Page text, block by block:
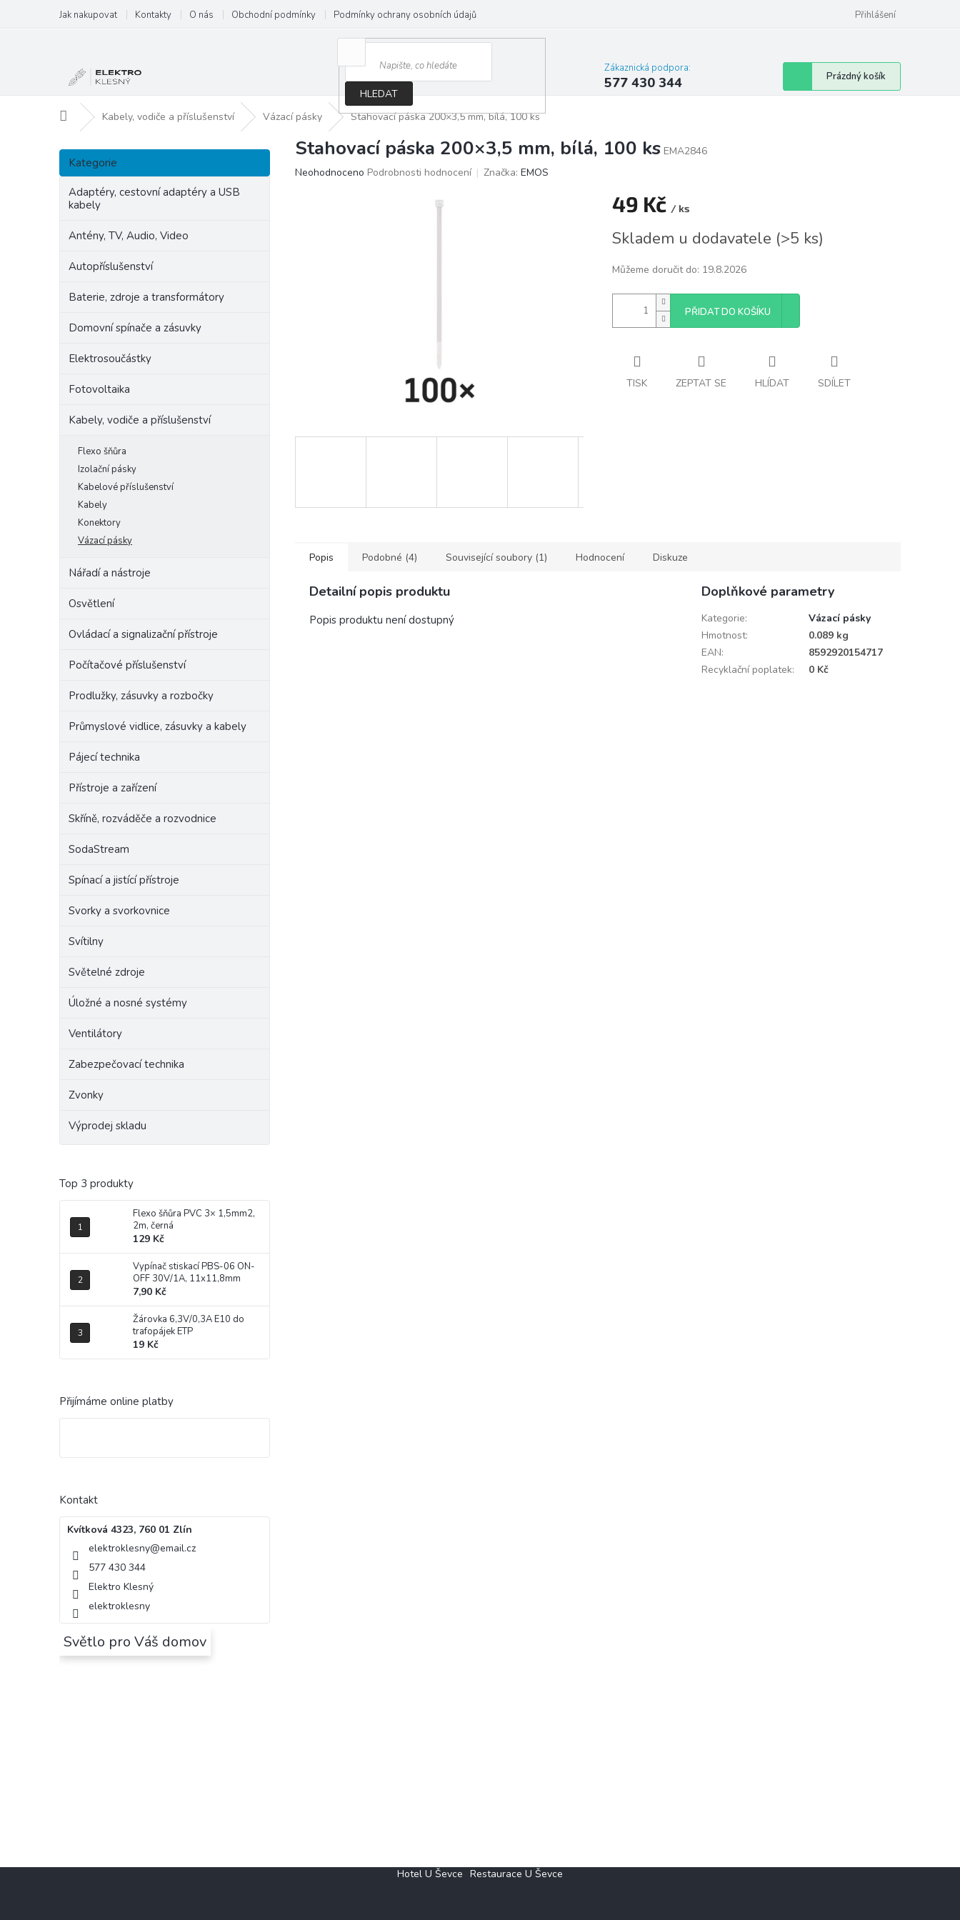
obsah
Jak nakupovat Kontakty O nás Obchodní podmínky Podmínky ochrany osobních údajů Přihlášení
HLEDAT
Zákaznická podpora:
577 430 344
Nákupní
košík
Prázdný košík
Domů Kabely, vodiče a příslušenství Vázací pásky Stahovací páska 200×3,5 mm, bílá, 100 ks
P
s
Přeskočit
kategorie
Kategorie
Adaptéry, cestovní adaptéry a USB
kabely
Antény, TV, Audio, Video
Autopříslušenství
Baterie, zdroje a transformátory
Domovní spínače a zásuvky
Elektrosoučástky
Fotovoltaika
Kabely, vodiče a příslušenství
Flexo šňůra
Izolační pásky
Kabelové příslušenství
Kabely
Konektory
Vázací pásky
Nářadí a nástroje
Osvětlení
Ovládací a signalizační přístroje
Počítačové příslušenství
Prodlužky, zásuvky a rozbočky
Průmyslové vidlice, zásuvky a kabely
Pájecí technika
Přístroje a zařízení
Skříně, rozváděče a rozvodnice
SodaStream
Spínací a jistící přístroje
Svorky a svorkovnice
Svítilny
Světelné zdroje
Úložné a nosné systémy
Ventilátory
Zabezpečovací technika
Zvonky
Výprodej skladu
Top 3 produkty
Flexo šňůra PVC 3× 1,5mm2,
2m, černá
129 Kč
Vypínač stiskací PBS-06 ON-
OFF 30V/1A, 11x11,8mm
7,90 Kč
Žárovka 6,3V/0,3A E10 do
trafopájek ETP
19 Kč
Přijímáme online platby
Kontakt
Kvítková 4323, 760 01 Zlín
elektroklesny@email.cz
577 430 344
Elektro Klesný
elektroklesny
Světlo pro Váš domov
Stahovací páska 200×3,5 mm, bílá, 100 ks EMA2846
Průměrné
Neohodnoceno Podrobnosti hodnocení Značka: EMOS
49 Kč / ks
cena:
Skladem u dodavatele (>5 ks)
Můžeme doručit do: 19.8.2026
PŘIDAT DO KOŠÍKU
TISK ZEPTAT SE HLÍDAT SDÍLET
Popis Podobné (4) Související soubory (1) Hodnocení Diskuze
Detailní popis produktu
Popis produktu není dostupný
Doplňkové parametry
Kategorie:
Vázací pásky
Hmotnost:
0.089 kg
EAN:
8592920154717
Recyklační poplatek: 0 Kč
Hotel U Ševce Restaurace U Ševce